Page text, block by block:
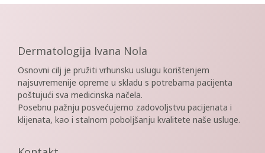
Dermatologija Ivana Nola
Osnovni cilj je pružiti vrhunsku uslugu korištenjem
najsuvremenije opreme u skladu s potrebama pacijenta
poštujući sva medicinska načela.
Posebnu pažnju posvećujemo zadovoljstvu pacijenata i
klijenata, kao i stalnom poboljšanju kvalitete naše usluge.